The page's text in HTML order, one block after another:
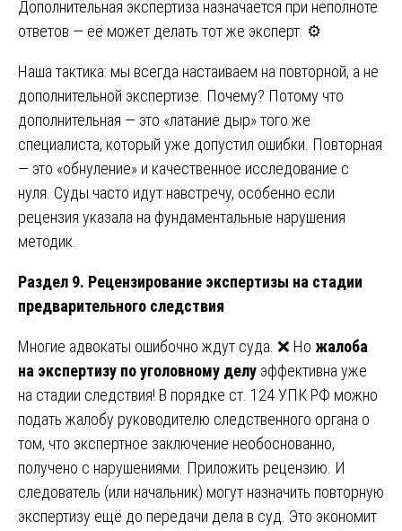
Дополнительная экспертиза назначается при неполноте
ответов — её может делать тот же эксперт. ⚙️
Наша тактика: мы всегда настаиваем на повторной, а не
дополнительной экспертизе. Почему? Потому что
дополнительная — это «латание дыр» того же
специалиста, который уже допустил ошибки. Повторная
— это «обнуление» и качественное исследование с
нуля. Суды часто идут навстречу, особенно если
рецензия указала на фундаментальные нарушения
методик.
Раздел 9. Рецензирование экспертизы на стадии
предварительного следствия
Многие адвокаты ошибочно ждут суда. ❌ Но жалоба
на экспертизу по уголовному делу эффективна уже
на стадии следствия! В порядке ст. 124 УПК РФ можно
подать жалобу руководителю следственного органа о
том, что экспертное заключение необоснованно,
получено с нарушениями. Приложить рецензию. И
следователь (или начальник) могут назначить повторную
экспертизу ещё до передачи дела в суд. Это экономит